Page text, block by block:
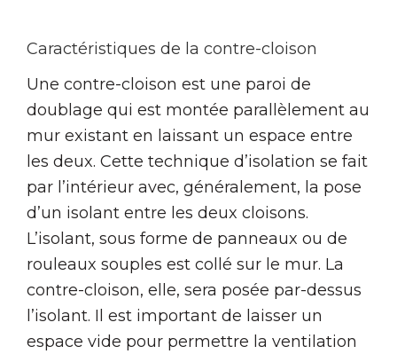
Caractéristiques de la contre-cloison
Une contre-cloison est une paroi de
doublage qui est montée parallèlement au
mur existant en laissant un espace entre
les deux. Cette technique d’isolation se fait
par l’intérieur avec, généralement, la pose
d’un isolant entre les deux cloisons.
L’isolant, sous forme de panneaux ou de
rouleaux souples est collé sur le mur. La
contre-cloison, elle, sera posée par-dessus
l’isolant. Il est important de laisser un
espace vide pour permettre la ventilation